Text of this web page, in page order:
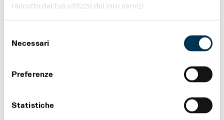
raccolto dal tuo utilizzo dei loro servizi.
delNecessari
Preferenze
Statistiche
PARTECIPANTI
Minimo 2, massimo 10 persone
DURATA